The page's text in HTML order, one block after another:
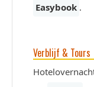
Easybook .
Verblijf & Tours